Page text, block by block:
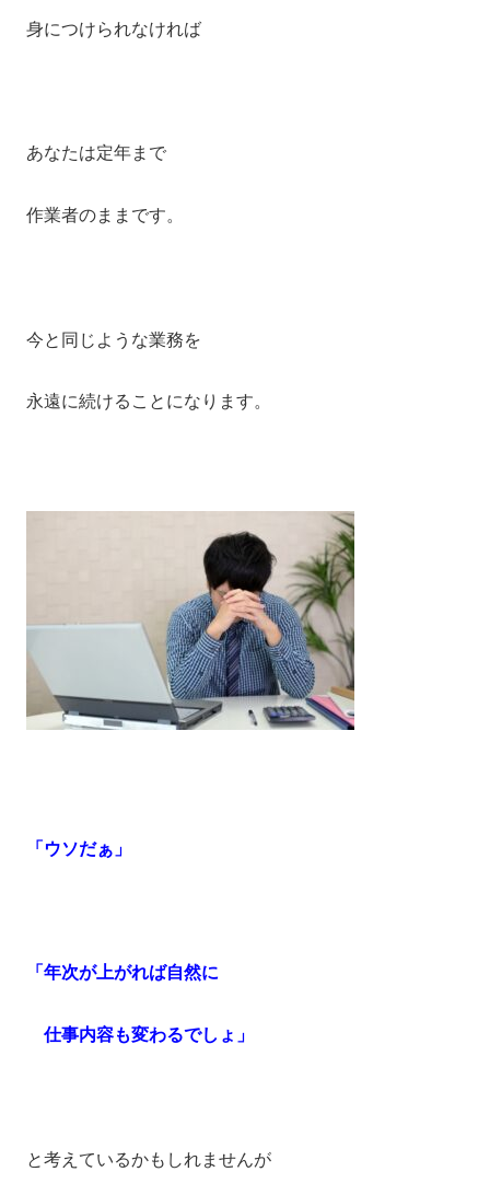
身につけられなければ
あなたは定年まで
作業者のままです。
今と同じような業務を
永遠に続けることになります。
「ウソだぁ」
「年次が上がれば自然に
仕事内容も変わるでしょ」
と考えているかもしれませんが